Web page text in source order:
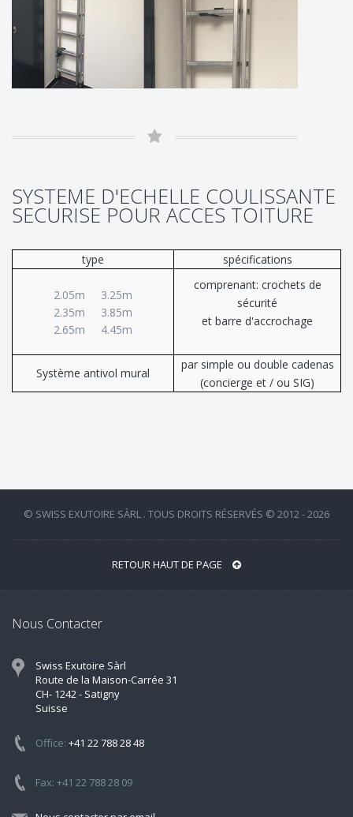
SYSTEME D'ECHELLE COULISSANTE
SECURISE POUR ACCES TOITURE
type spécifications
2.05m 3.25m
2.35m 3.85m
2.65m 4.45m
comprenant: crochets de
sécurité
et barre d'accrochage
Système antivol mural
par simple ou double cadenas
(concierge et / ou SIG)
© SWISS EXUTOIRE SÀRL . TOUS DROITS RÉSERVÉS © 2012 - 2026
RETOUR HAUT DE PAGE
Nous Contacter
Swiss Exutoire Sàrl
Route de la Maison-Carrée 31
CH- 1242 - Satigny
Suisse
Office: +41 22 788 28 48
Fax: +41 22 788 28 09